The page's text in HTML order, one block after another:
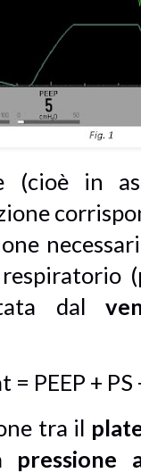
(cioè in
(
dal
= PEEP +
tra il
pressione